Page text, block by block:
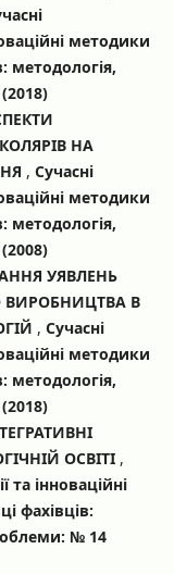
методики
методологія,
НА
, Сучасні
методики
методологія,
УЯВЛЕНЬ
ВИРОБНИЦТВА В
, Сучасні
методики
методологія,
ОСВІТІ ,
та інноваційні
фахівців:
№ 14